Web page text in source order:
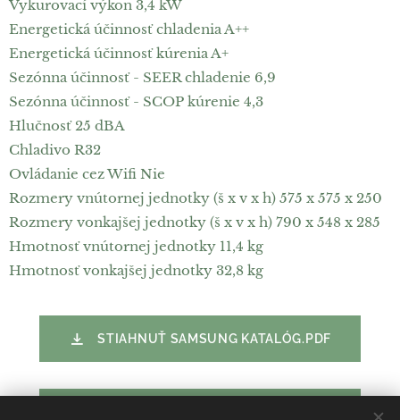
Vykurovací výkon 3,4 kW
Energetická účinnosť chladenia A++
Energetická účinnosť kúrenia A+
Sezónna účinnosť - SEER chladenie 6,9
Sezónna účinnosť - SCOP kúrenie 4,3
Hlučnosť 25 dBA
Chladivo R32
Ovládanie cez Wifi Nie
Rozmery vnútornej jednotky (š x v x h) 575 x 575 x 250
Rozmery vonkajšej jednotky (š x v x h) 790 x 548 x 285
Hmotnosť vnútornej jednotky 11,4 kg
Hmotnosť vonkajšej jednotky 32,8 kg
STIAHNUŤ SAMSUNG KATALÓG.PDF